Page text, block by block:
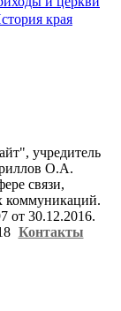
учредитель
О.А.
связи,
коммуникаций.
от 30.12.2016.
Контакты